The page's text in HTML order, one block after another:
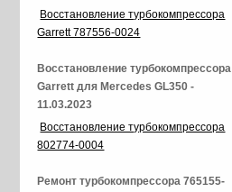
Восстановление турбокомпрессора
Garrett 787556-0024
Восстановление турбокомпрессора
Garrett для Mercedes GL350 -
11.03.2023
Восстановление турбокомпрессора
802774-0004
Ремонт турбокомпрессора 765155-